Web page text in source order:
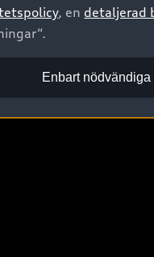
, en detaljerad
Enbart nödvändiga